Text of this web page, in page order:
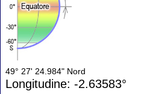
49° 27' 24.984" Nord
Longitudine: -2.63583°